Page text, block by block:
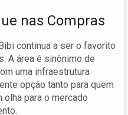
nas Compras
continua a ser o favorito
A área é sinônimo de
uma infraestrutura
opção tanto para quem
olha para o mercado